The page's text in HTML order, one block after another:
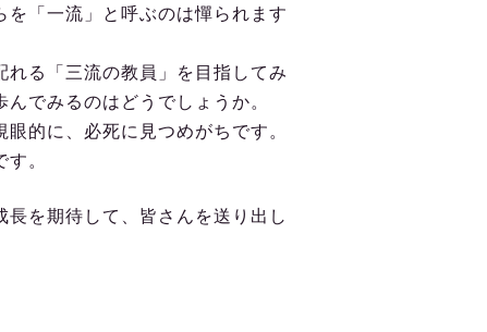
「一流」と呼ぶのは憚られます
る「三流の教員」を目指してみ
でみるのはどうでしょうか。
的に、必死に見つめがちです。
。
を期待して、皆さんを送り出し